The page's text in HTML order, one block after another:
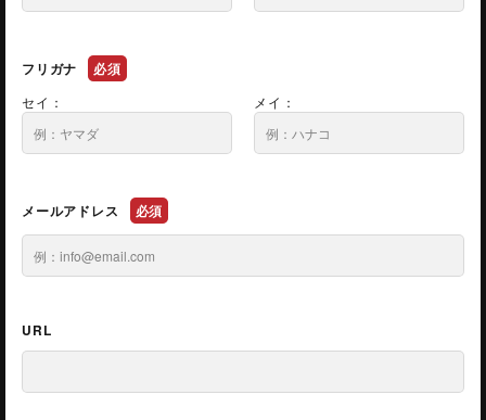
フリガナ 必須
セイ： メイ：
メールアドレス 必須
URL